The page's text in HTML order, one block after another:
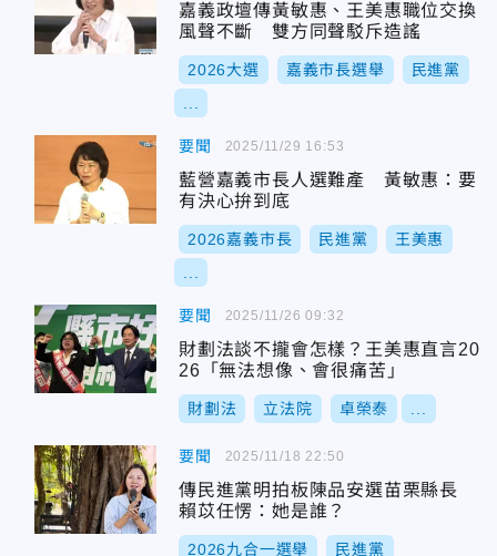
嘉義政壇傳黃敏惠、王美惠職位交換
風聲不斷 雙方同聲駁斥造謠
2026大選 嘉義市長選舉 民進黨
要聞
藍營嘉義市長人選難產 黃敏惠：要
有決心拚到底
2026嘉義市長 民進黨 王美惠
2025/11/29 16:53
要聞
財劃法談不攏會怎樣？王美惠直言20
26「無法想像、會很痛苦」
財劃法 立法院 卓榮泰
2025/11/26 09:32
要聞
傳民進黨明拍板陳品安選苗栗縣長
賴苡任愣：她是誰？
2026九合一選舉 民進黨
2025/11/18 22:50